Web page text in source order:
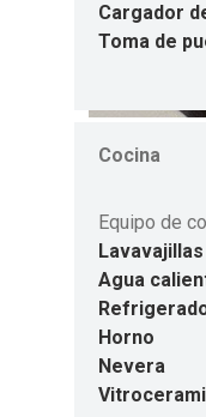
Cargador
Toma de
Cocina
Equipo de
Lavavajillas
Agua
Horno
Nevera